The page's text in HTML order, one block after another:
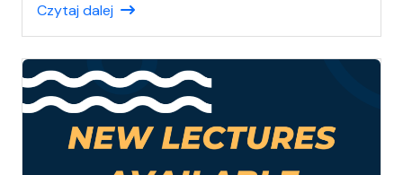
Czytaj dalej